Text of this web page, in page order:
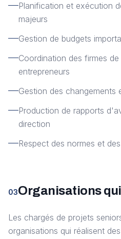
Planification et exécution
majeurs
Gestion de budgets
Coordination des firmes
entrepreneurs
Gestion des changements
Production de rapports
direction
Respect des normes et
03Organisations
Les chargés de projets
organisations qui réalisent